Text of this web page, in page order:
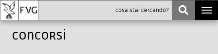
Concorsi